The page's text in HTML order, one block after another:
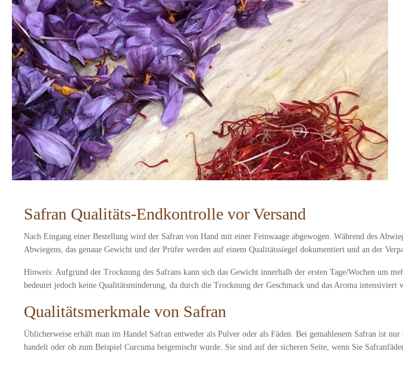
Safran Qualitäts-Endkontrolle vor Versand
Nach Eingang einer Bestellung wird der Safran von Hand mit einer Feinwaage abgewogen. Während des
Abwiegens, das genaue Gewicht und der Prüfer werden auf einem Qualitätssiegel dokumentiert und an der
Hinweis: Aufgrund der Trocknung des Safrans kann sich das Gewicht innerhalb der ersten Tage/Wochen um
bedeutet jedoch keine Qualitätsminderung, da durch die Trocknung der Geschmack und das Aroma intensiviert
Qualitätsmerkmale von Safran
Üblicherweise erhält man im Handel Safran entweder als Pulver oder als Fäden. Bei gemahlenem Safran ist
handelt oder ob zum Beispiel Curcuma beigemischt wurde. Sie sind auf der sicheren Seite, wenn Sie